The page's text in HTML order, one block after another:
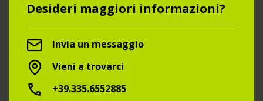
Desideri maggiori informazioni?
Invia un messaggio
Vieni a trovarci
+39.335.6552885